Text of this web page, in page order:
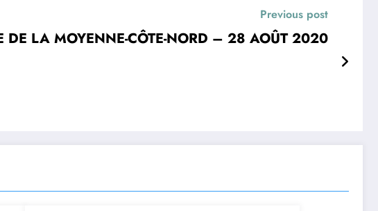
Previous post
LA MOYENNE-CÔTE-NORD – 28 AOÛT 2020